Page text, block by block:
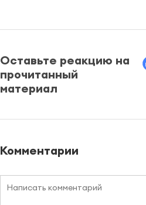
Оставьте реакцию на
прочитанный
материал
Комментарии